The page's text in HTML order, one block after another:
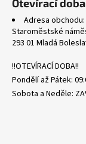
Otevírací doba
Adresa obchodu:
Staroměstské
293 01 Mladá
!!OTEVÍRACÍ DOBA!!
Pondělí až Pátek:
Sobota a Neděle: